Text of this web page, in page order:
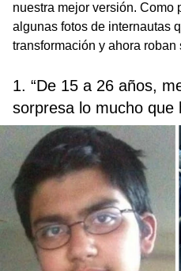
nuestra mejor versión. Como
algunas fotos de internautas
transformación y ahora
1. “De 15 a 26 años,
sorpresa lo mucho que